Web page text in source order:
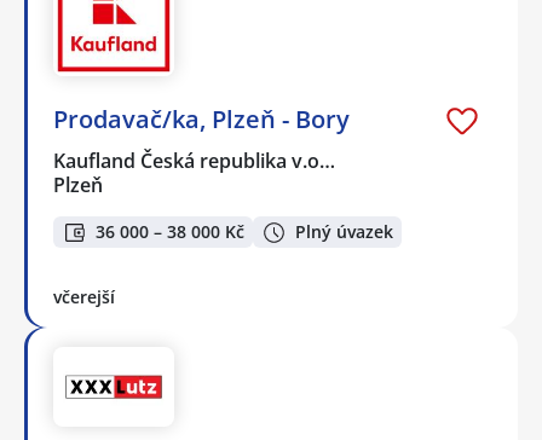
Prodavač/ka, Plzeň - Bory
Kaufland Česká republika v.o…
Plzeň
36 000 – 38 000 Kč Plný úvazek
včerejší